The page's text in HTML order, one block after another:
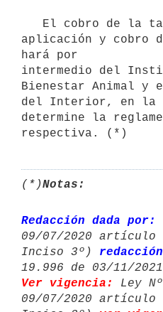
aplicación y cobro
hará por
intermedio del
Bienestar Animal y
del Interior, en la
determine la
(*)Notas:
Redacción dada por:
09/07/2020 artículo
Inciso 3º)
19.996 de 03/11/
Ver vigencia:
Ley
09/07/2020 artículo